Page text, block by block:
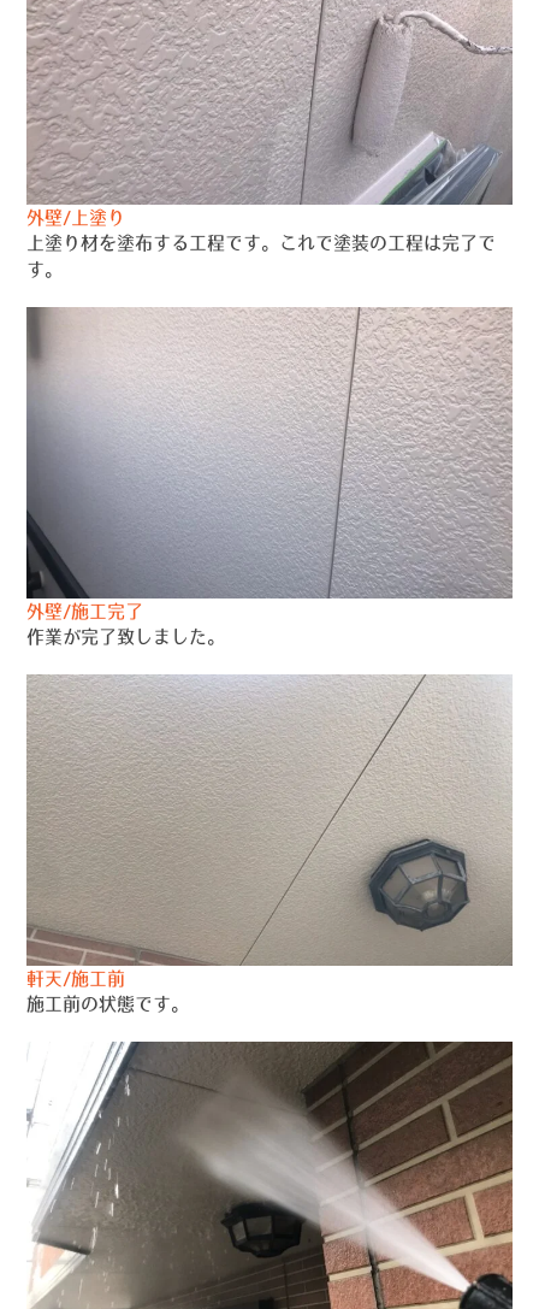
外壁/上塗り
上塗り材を塗布する工程です。これで塗装の工程は完了で
す。
外壁/施工完了
作業が完了致しました。
軒天/施工前
施工前の状態です。